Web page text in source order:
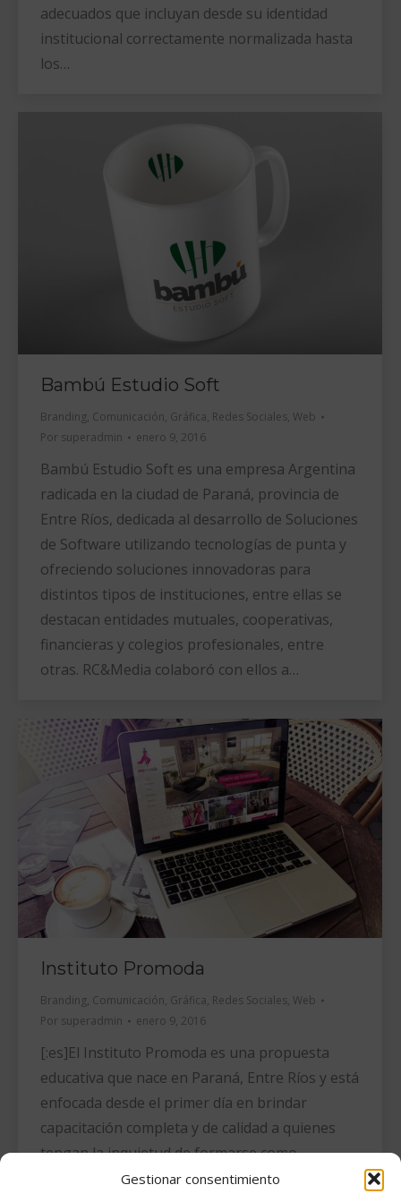
Gestionar consentimiento
adecuados que incluyan desde su identidad
institucional correctamente normalizada hasta
los…
Bambú Estudio Soft
Branding, Comunicación, Gráfica, Redes Sociales, Web
Por superadmin enero 9, 2016
Bambú Estudio Soft es una empresa Argentina
radicada en la ciudad de Paraná, provincia de
Entre Ríos, dedicada al desarrollo de Soluciones
de Software utilizando tecnologías de punta y
ofreciendo soluciones innovadoras para
distintos tipos de instituciones, entre ellas se
destacan entidades mutuales, cooperativas,
financieras y colegios profesionales, entre
otras. RC&Media colaboró con ellos a…
Instituto Promoda
Branding, Comunicación, Gráfica, Redes Sociales, Web
Por superadmin enero 9, 2016
[:es]El Instituto Promoda es una propuesta
educativa que nace en Paraná, Entre Ríos y está
enfocada desde el primer día en brindar
capacitación completa y de calidad a quienes
tengan la inquietud de formarse como
profesionales en la moda y el diseño. El valor